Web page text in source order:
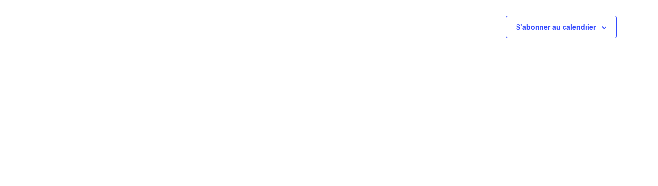
S’abonner au calendrier